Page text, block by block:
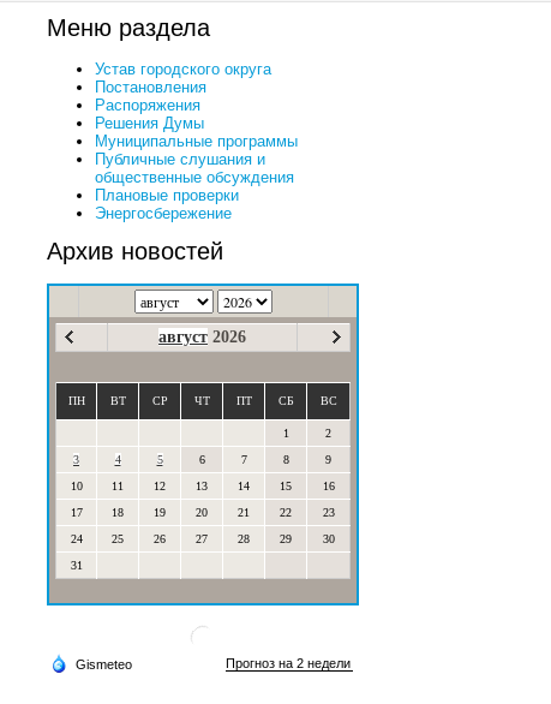
Меню раздела
Устав городского округа
Постановления
Распоряжения
Решения Думы
Муниципальные программы
Публичные слушания и
общественные обсуждения
Плановые проверки
Энергосбережение
Архив новостей
август 2026
ПН ВТ СР ЧТ ПТ СБ ВС
1
2
3
4 5 6 7 8
9
10
11 12 13 14 15
16
17
18 19 20 21 22
23
24
25 26 27 28 29
30
31